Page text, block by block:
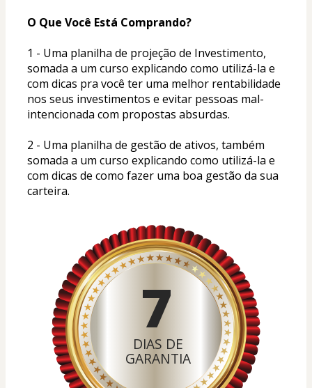
O Que Você Está Comprando?
1 - Uma planilha de projeção de Investimento,
somada a um curso explicando como utilizá-la e
com dicas pra você ter uma melhor rentabilidade
nos seus investimentos e evitar pessoas mal-
intencionada com propostas absurdas.
2 - Uma planilha de gestão de ativos, também
somada a um curso explicando como utilizá-la e
com dicas de como fazer uma boa gestão da sua
carteira.
7
DIAS DE
GARANTIA